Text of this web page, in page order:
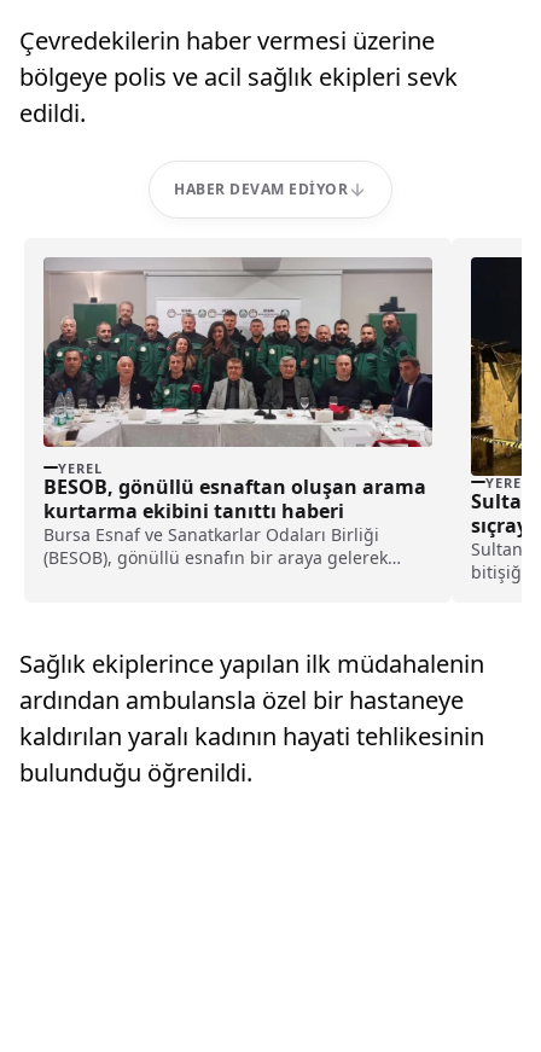
Çevredekilerin haber vermesi üzerine
bölgeye polis ve acil sağlık ekipleri sevk
edildi.
HABER DEVAM EDIYOR
YEREL
BESOB, gönüllü esnaftan oluşan arama
kurtarma ekibini tanıttı haberi
Bursa Esnaf ve Sanatkarlar Odaları Birliği
(BESOB), gönüllü esnafın bir araya gelerek
Fahrettin Bilgit, BES...
YEREL
Sağlık ekiplerince yapılan ilk müdahalenin
ardından ambulansla özel bir hastaneye
kaldırılan yaralı kadının hayati tehlikesinin
bulunduğu öğrenildi.